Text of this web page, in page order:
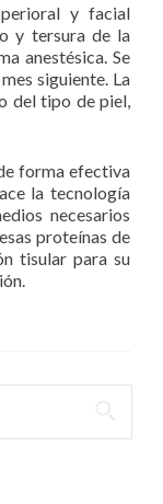
y facial
y tersura de la
anestésica. Se
siguiente. La
del tipo de piel,
forma efectiva
la tecnología
necesarios
proteínas de
tisular para su